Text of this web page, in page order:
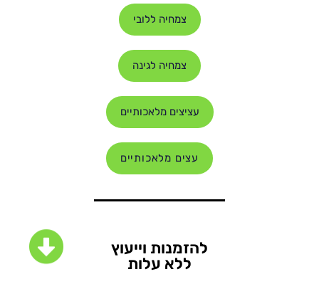
צמחיה ללובי
צמחיה לגינה
עציצים מלאכותיים
עצים מלאכותיים
להזמנות וייעוץ
ללא עלות